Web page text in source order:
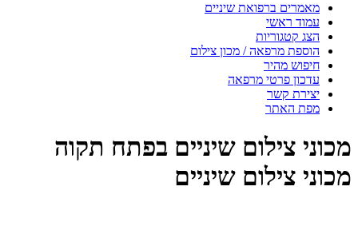
מאמרים ברפואת שיניים
עמוד ראשי
הצג קטגוריות
הוספת מרפאה / מכון צילום
חיפוש מהיר
עדכון פרטי מרפאה
יצירת קשר
מפת האתר
מכוני צילום שיניים בפתח תקוה
מכוני צילום שיניים